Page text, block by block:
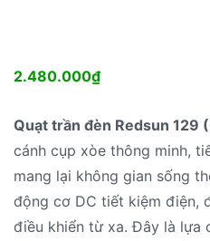
2.480.000₫
Quạt trần đèn Redsun 129
cánh cụp xòe thông minh,
mang lại không gian sống
động cơ DC tiết kiệm điện,
điều khiển từ xa. Đây là lựa